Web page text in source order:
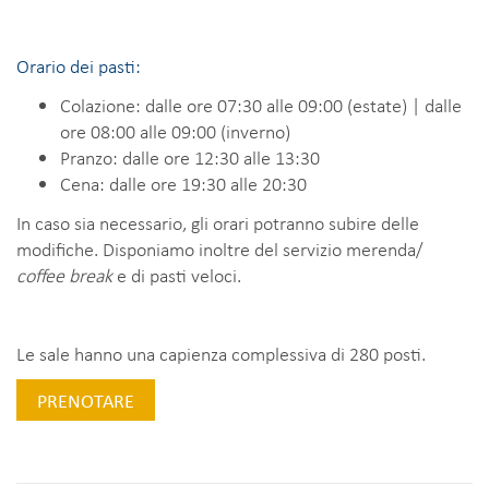
Orario dei pasti:
Colazione: dalle ore 07:30 alle 09:00 (estate) | dalle
ore 08:00 alle 09:00 (inverno)
Pranzo: dalle ore 12:30 alle 13:30
Cena: dalle ore 19:30 alle 20:30
In caso sia necessario, gli orari potranno subire delle
modifiche. Disponiamo inoltre del servizio merenda/
coffee breake di pasti veloci.
Le sale hanno una capienza complessiva di 280 posti.
PRENOTARE